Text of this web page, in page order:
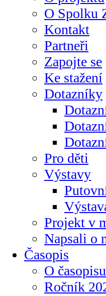
O Spolku
Kontakt
Partneři
Zapojte se
Ke stažení
Dotazníky
Pro děti
Výstavy
Projekt v
Napsali o
Časopis
O časopisu
Ročník